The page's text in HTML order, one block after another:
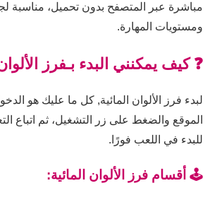
مباشرة عبر المتصفح بدون تحميل، مناسبة
ومستويات المهارة.
❓ كيف يمكنني البدء بـفرز
لبدء فرز الألوان المائية, كل ما عليك هو
الموقع والضغط على زر التشغيل، ثم اتباع
للبدء في اللعب فورًا.
🕹️ أقسام فرز الألوان المائية: